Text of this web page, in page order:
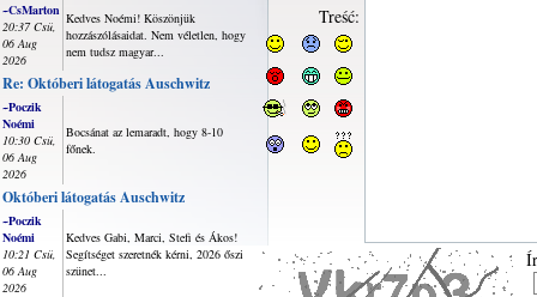
~CsMarton
20:37 Csü,
06 Aug
2026
Kedves Noémi! Köszönjük
hozzászólásaidat. Nem véletlen, hogy
nem tudsz magyar...
Re: Októberi látogatás Auschwitz
~Poczik
Noémi
10:30 Csü,
06 Aug
2026
Bocsánat az lemaradt, hogy 8-10
főnek.
Októberi látogatás Auschwitz
~Poczik
Noémi
10:21 Csü,
06 Aug
2026
Kedves Gabi, Marci, Stefi és Ákos!
Segítséget szeretnék kérni, 2026 őszi
szünet...
Treść: